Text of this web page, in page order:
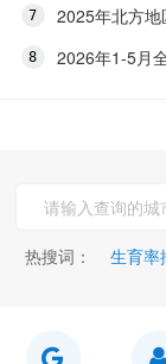
2025年北方
2026年1-5月
热搜词： 生育率